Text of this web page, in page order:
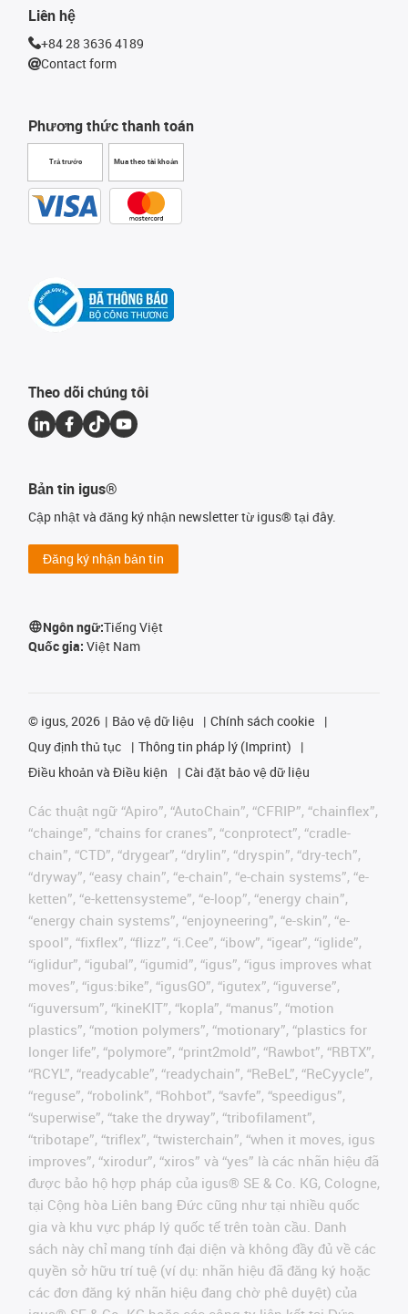
Phương thức thanh toán
Trả trước Mua theo tài khoản
Liên hệ
+84 28 3636 4189
Contact form
Theo dõi chúng tôi
Bản tin igus®
Cập nhật và đăng ký nhận newsletter từ igus® tại đây.
Đăng ký nhận bản tin
Ngôn ngữ:Tiếng Việt
Quốc gia: Việt Nam
© igus, 2026 Bảo vệ dữ liệu
Chính sách cookie
Quy định thủ tục
Thông tin pháp lý (Imprint)
Điều khoản và Điều kiện
Cài đặt bảo vệ dữ liệu
Các thuật ngữ “Apiro”, “AutoChain”, “CFRIP”, “chainflex”,
“chainge”, “chains for cranes”, “conprotect”, “cradle-
chain”, “CTD”, “drygear”, “drylin”, “dryspin”, “dry-tech”,
“dryway”, “easy chain”, “e-chain”, “e-chain systems”, “e-
ketten”, “e-kettensysteme”, “e-loop”, “energy chain”,
“energy chain systems”, “enjoyneering”, “e-skin”, “e-
spool”, “fixflex”, “flizz”, “i.Cee”, “ibow”, “igear”, “iglide”,
“iglidur”, “igubal”, “igumid”, “igus”, “igus improves what
moves”, “igus:bike”, “igusGO”, “igutex”, “iguverse”,
“iguversum”, “kineKIT”, “kopla”, “manus”, “motion
plastics”, “motion polymers”, “motionary”, “plastics for
longer life”, “polymore”, “print2mold”, “Rawbot”, “RBTX”,
“RCYL”, “readycable”, “readychain”, “ReBeL”, “ReCyycle”,
“reguse”, “robolink”, “Rohbot”, “savfe”, “speedigus”,
“superwise”, “take the dryway”, “tribofilament”,
“tribotape”, “triflex”, “twisterchain”, “when it moves, igus
improves”, “xirodur”, “xiros” và “yes” là các nhãn hiệu đã
được bảo hộ hợp pháp của igus® SE & Co. KG, Cologne,
tại Cộng hòa Liên bang Đức cũng như tại nhiều quốc
gia và khu vực pháp lý quốc tế trên toàn cầu. Danh
sách này chỉ mang tính đại diện và không đầy đủ về các
quyền sở hữu trí tuệ (ví dụ: nhãn hiệu đã đăng ký hoặc
các đơn đăng ký nhãn hiệu đang chờ phê duyệt) của